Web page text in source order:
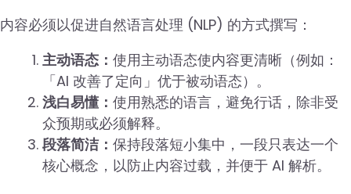
内容必须以促进自然语言处理 (NLP) 的方式撰写：
主动语态： 使用主动语态使内容更清晰（例如：
「AI 改善了定向」优于被动语态）。
浅白易懂： 使用熟悉的语言，避免行话，除非受
众预期或必须解释。
段落简洁： 保持段落短小集中，一段只表达一个
核心概念，以防止内容过载，并便于 AI 解析。